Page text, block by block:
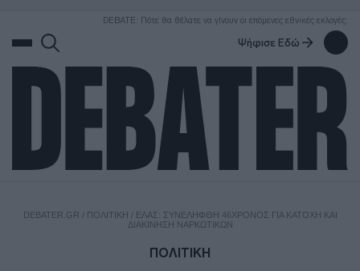
DEBATE: Πότε θα θέλατε να γίνουν οι επόμενες εθνικές εκλογές;
Ψήφισε Εδώ
DEBATER.GR / ΠΟΛΙΤΙΚΗ / ΕΛΑΣ: ΣΥΝΕΛΉΦΘΗ 46ΧΡΟΝΟΣ ΓΙΑ ΚΑΤΟΧΉ ΚΑΙ
ΔΙΑΚΊΝΗΣΗ ΝΑΡΚΩΤΙΚΏΝ
ΠΟΛΙΤΙΚΗ